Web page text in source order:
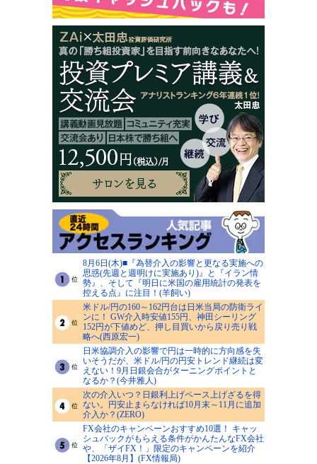
8月6日(木)■『為替介入の影響と更なる実施への
思惑(先週と週明けに実施あり)』と『イラン情
勢』、そして『明日に米国の雇用統計の発表を
控える点』に注目！(羊飼い)
米ドル/円の160～162円台は日米当局の防衛ライ
ンに！ GW介入時安値155円、神田シーリング
152円が下値めど、押し目買いから戻り売り戦
略へ(西原宏一)
日米協調介入の影響で円は一時的に方向感を失
いそうだが、米ドル/円の円安トレンド継続は変
えない！9月日銀会合がターニングポイントと
なるか？(今井雅人)
次の介入いつ？日銀利上げペース上げざるを得
ない。円安止まらなければ10月末～11月に追加
介入か？(ZERO)
FX会社のキャンペーンおすすめ10選！ キャッ
シュバックがもらえる条件がかんたんなFX会社
や、「ザイFX！」限定のキャンペーンを紹介
【2026年8月】(FX情報局)